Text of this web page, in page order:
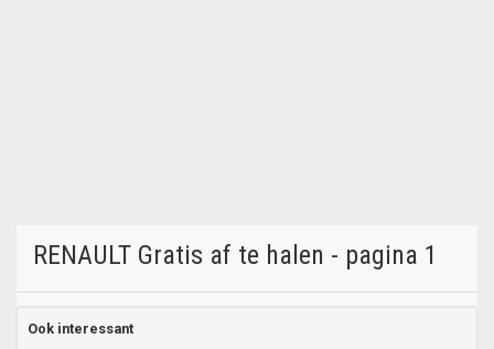
RENAULT Gratis af te halen - pagina 1
Ook interessant